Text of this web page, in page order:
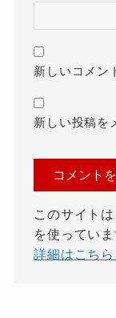
新しいコメン
新しい投稿を
このサイト
を使っていま
詳細はこち